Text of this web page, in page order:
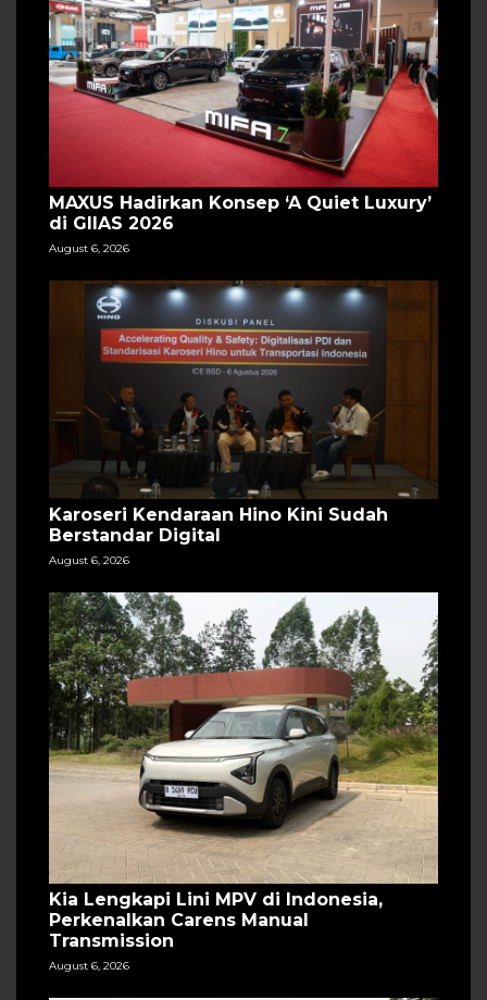
MAXUS Hadirkan Konsep ‘A Quiet Luxury’
di GIIAS 2026
August 6, 2026
Karoseri Kendaraan Hino Kini Sudah
Berstandar Digital
August 6, 2026
Kia Lengkapi Lini MPV di Indonesia,
Perkenalkan Carens Manual
Transmission
August 6, 2026